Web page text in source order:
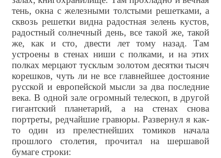
тень, окна с железными толстыми решетками, а
сквозь решетки видна радостная зелень кустов,
радостный солнечный день, все такой же, такой
же, как и сто, двести лет тому назад. Там
устроены в стенах ниши с полками, и на этих
полках мерцают тусклым золотом десятки тысяч
корешков, чуть ли не все главнейшее достояние
русской и европейской мысли за два последние
века. В одной зале огромный телескоп, в другой
гигантский планетарий, а на стенах снова
портреты, редчайшие гравюры. Развернул я как-
то один из прелестнейших томиков начала
прошлого столетия, прочитал на шершавой
бумаге строки: